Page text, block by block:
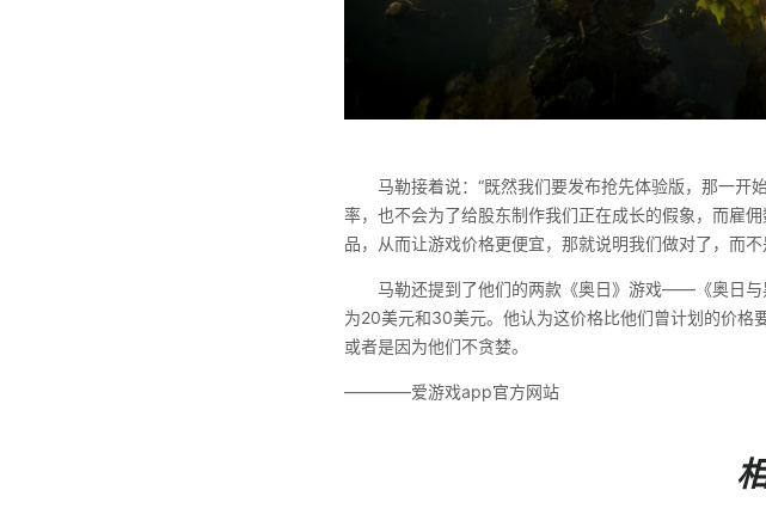
马勒接着说：“既然我们要发布抢先体验版，那一
率，也不会为了给股东制作我们正在成长的假象，而雇
品，从而让游戏价格更便宜，那就说明我们做对了，而不
马勒还提到了他们的两款《奥日》游戏——《奥日与
为20美元和30美元。他认为这价格比他们曾计划的价格
或者是因为他们不贪婪。
————爱游戏app官方网站